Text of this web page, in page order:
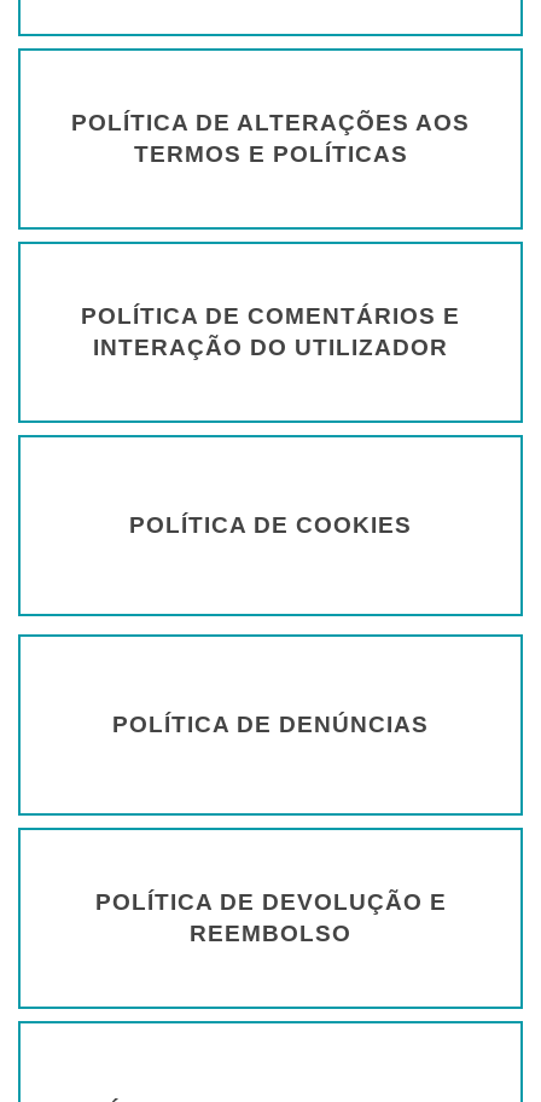
POLÍTICA DE ALTERAÇÕES AOS
TERMOS E POLÍTICAS
POLÍTICA DE COMENTÁRIOS E
INTERAÇÃO DO UTILIZADOR
POLÍTICA DE COOKIES
POLÍTICA DE DENÚNCIAS
POLÍTICA DE DEVOLUÇÃO E
REEMBOLSO